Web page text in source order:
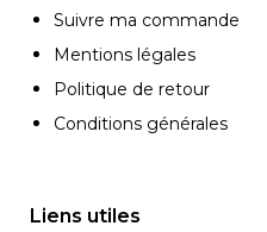
Suivre ma commande
Mentions légales
Politique de retour
Conditions générales
Liens utiles